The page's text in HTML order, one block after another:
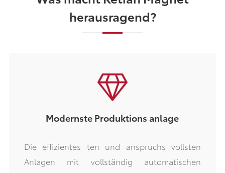
herausragend?
Volle Rück verfolgbar keit und 100%
Durch die Integration von MES und SAP, einem